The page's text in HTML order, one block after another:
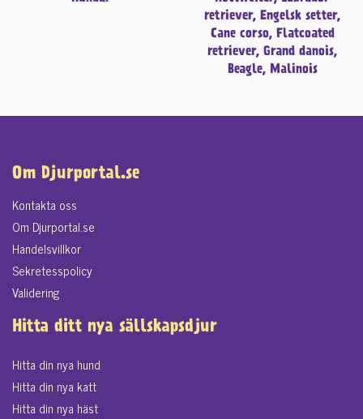
retriever, Engelsk setter,
Cane corso, Flatcoated
retriever, Grand danois,
Beagle, Malinois
Om Djurportal.se
Kontakta oss
Om Djurportal.se
Handelsvillkor
Sekretesspolicy
Validering
Hitta ditt nya sällskapsdjur
Hitta din nya hund
Hitta din nya katt
Hitta din nya häst